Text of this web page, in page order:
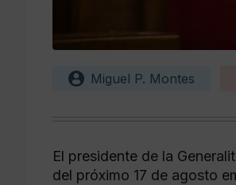
Miguel P. Montes
El presidente de la
del próximo 17 de agosto